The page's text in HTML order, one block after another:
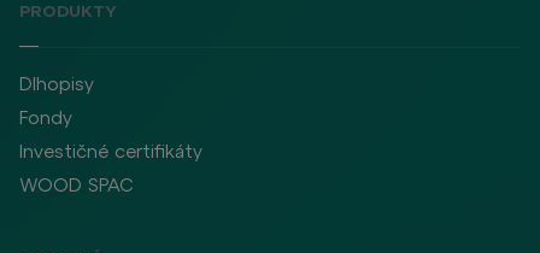
PRODUKTY
Dlhopisy
Fondy
Investičné certifikáty
WOOD SPAC